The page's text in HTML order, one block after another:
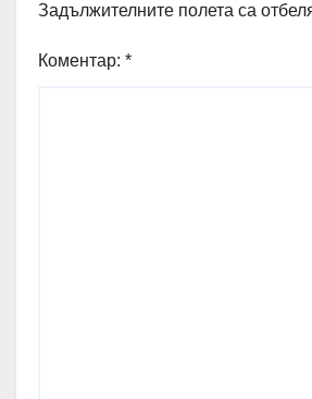
Задължителните полета са
Коментар: *